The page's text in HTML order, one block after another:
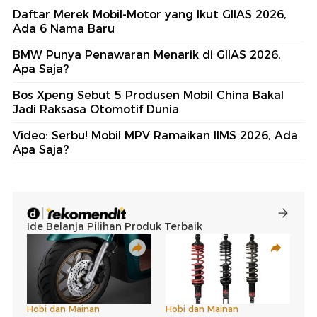
Daftar Merek Mobil-Motor yang Ikut GIIAS 2026,
Ada 6 Nama Baru
BMW Punya Penawaran Menarik di GIIAS 2026,
Apa Saja?
Bos Xpeng Sebut 5 Produsen Mobil China Bakal
Jadi Raksasa Otomotif Dunia
Video: Serbu! Mobil MPV Ramaikan IIMS 2026, Ada
Apa Saja?